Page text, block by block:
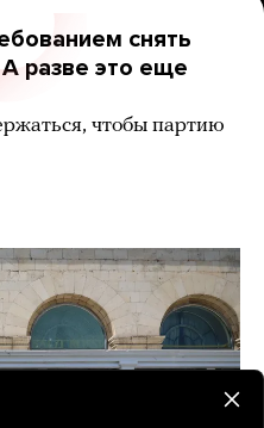
снять
разве это еще
чтобы партию